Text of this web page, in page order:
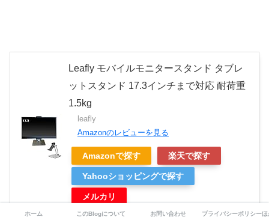
Leafly モバイルモニタースタンド タブレ
ットスタンド 17.3インチまで対応 耐荷重
1.5kg
leafly
Amazonのレビューを見る
Amazonで探す 楽天で探す
Yahooショッピングで探す
メルカリ
ホーム このBlogについて お問い合わせ プライバシーポリシーほ